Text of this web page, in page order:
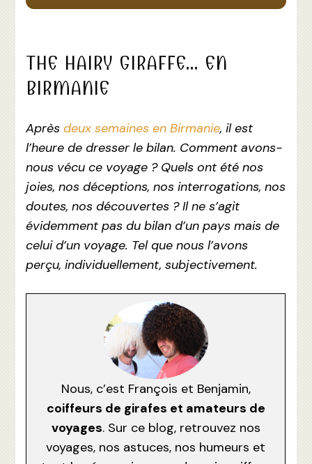
THE HAIRY GIRAFFE… EN
BIRMANIE
Aprèsdeux semaines en Birmanie, il est
l’heure de dresser le bilan. Comment avons-
nous vécu ce voyage ? Quels ont été nos
joies, nos déceptions, nos interrogations, nos
doutes, nos découvertes ? Il ne s’agit
évidemment pas du bilan d’un pays mais de
celui d’un voyage. Tel que nous l’avons
perçu, individuellement, subjectivement.
Nous, c’est François et Benjamin,
coiffeurs de girafes et amateurs de
voyages. Sur ce blog, retrouvez nos
voyages, nos astuces, nos humeurs et